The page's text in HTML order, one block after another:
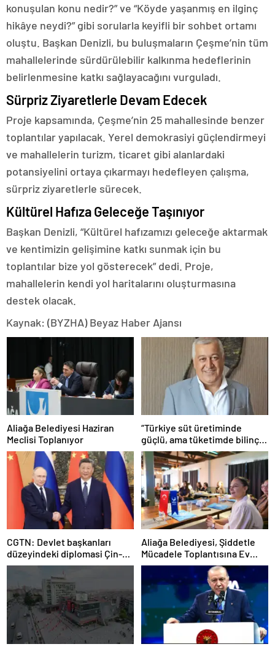
konuşulan konu nedir?” ve “Köyde yaşanmış en ilginç
hikâye neydi?” gibi sorularla keyifli bir sohbet ortamı
oluştu. Başkan Denizli, bu buluşmaların Çeşme’nin tüm
mahallelerinde sürdürülebilir kalkınma hedeflerinin
belirlenmesine katkı sağlayacağını vurguladı.
Sürpriz Ziyaretlerle Devam Edecek
Proje kapsamında, Çeşme’nin 25 mahallesinde benzer
toplantılar yapılacak. Yerel demokrasiyi güçlendirmeyi
ve mahallelerin turizm, ticaret gibi alanlardaki
potansiyelini ortaya çıkarmayı hedefleyen çalışma,
sürpriz ziyaretlerle sürecek.
Kültürel Hafıza Geleceğe Taşınıyor
Başkan Denizli, “Kültürel hafızamızı geleceğe aktarmak
ve kentimizin gelişimine katkı sunmak için bu
toplantılar bize yol gösterecek” dedi. Proje,
mahallelerin kendi yol haritalarını oluşturmasına
destek olacak.
Kaynak: (BYZHA) Beyaz Haber Ajansı
Aliağa Belediyesi Haziran
Meclisi Toplanıyor
“Türkiye süt üretiminde
güçlü, ama tüketimde bilinç
şart”
CGTN: Devlet başkanları
düzeyindeki diplomasi Çin-
Rusya arasındaki büyüyen
ortaklığı güçlendiriyor
Aliağa Belediyesi, Şiddetle
Mücadele Toplantısına Ev
Sahipliği Yaptı